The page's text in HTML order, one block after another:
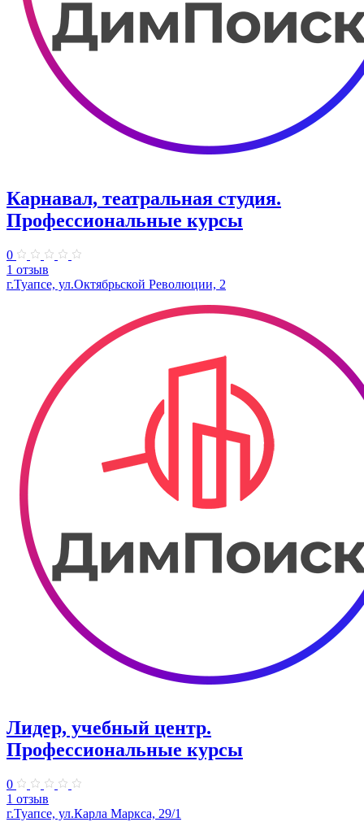
Карнавал, театральная студия.
Профессиональные курсы
0
1 отзыв
г.Туапсе, ул.Октябрьской Революции, 2
Лидер, учебный центр.
Профессиональные курсы
0
1 отзыв
г.Туапсе, ул.Карла Маркса, 29/1